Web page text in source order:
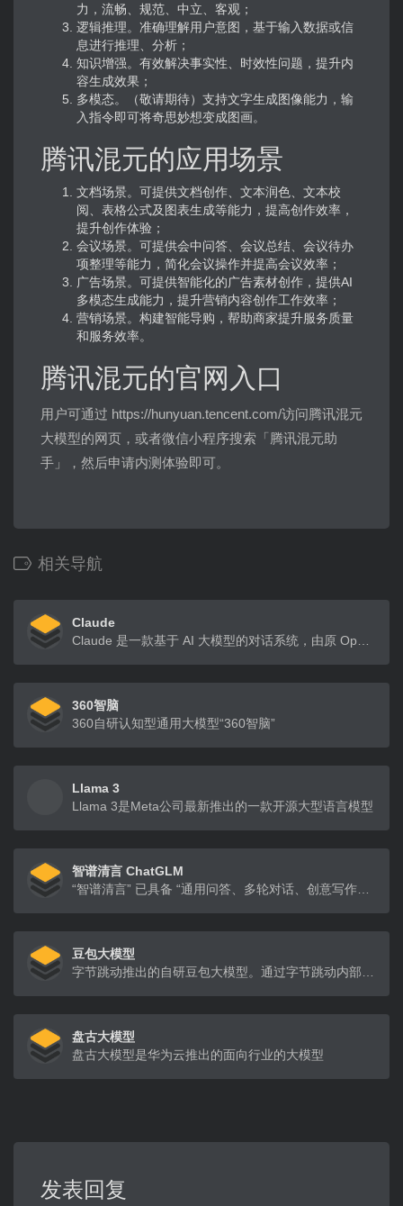
力，流畅、规范、中立、客观；
逻辑推理。准确理解用户意图，基于输入数据或信
息进行推理、分析；
知识增强。有效解决事实性、时效性问题，提升内
容生成效果；
多模态。（敬请期待）支持文字生成图像能力，输
入指令即可将奇思妙想变成图画。
腾讯混元的应用场景
文档场景。可提供文档创作、文本润色、文本校
阅、表格公式及图表生成等能力，提高创作效率，
提升创作体验；
会议场景。可提供会中问答、会议总结、会议待办
项整理等能力，简化会议操作并提高会议效率；
广告场景。可提供智能化的广告素材创作，提供AI
多模态生成能力，提升营销内容创作工作效率；
营销场景。构建智能导购，帮助商家提升服务质量
和服务效率。
腾讯混元的官网入口
用户可通过 https://hunyuan.tencent.com/访问腾讯混元
大模型的网页，或者微信小程序搜索「腾讯混元助
手」，然后申请内测体验即可。
相关导航
Claude
360智脑
360自研认知型通用大模型“360智脑”
Llama 3
Llama 3是Meta公司最新推出的一款开源大型语言模型
智谱清言 ChatGLM
豆包大模型
盘古大模型
盘古大模型是华为云推出的面向行业的大模型
发表回复